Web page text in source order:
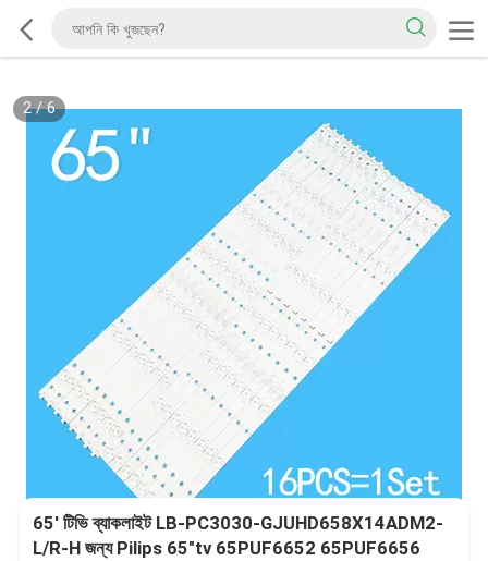
2/6
65' টিভি ব্যাকলাইট LB-PC3030-GJUHD658X14ADM2-
L/R-H জন্য Pilips 65"tv 65PUF6652 65PUF6656